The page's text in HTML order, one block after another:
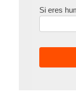
Si eres